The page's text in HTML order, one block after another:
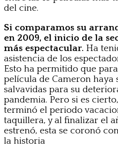
del cine.
Si comparamos su
en 2009, el inicio de la
más espectacular. Ha
asistencia de los
Esto ha permitido que
película de Cameron haya
salvavidas para su
pandemia. Pero si es
terminó el periodo
taquillera, y al finalizar el
estrenó, esta se coronó
la historia